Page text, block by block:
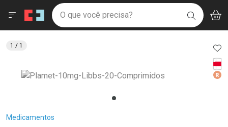
Drogaria São Paulo
Ir direto para a home
pela página
Ir direto para o conteúdo
Ir direto para a busca
Ir direto para a conta
Ir direto para a notificações
Ir direto para o carrinho
Faça a sua busca
O que você precisa? BUSCAR
Menu
Breadcrumb
Medicamentos
1 / 1